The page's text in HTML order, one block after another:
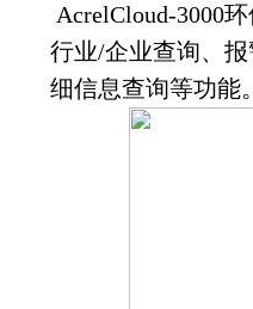
AcrelCloud-3000
行业/企业查询、
细信息查询等功能